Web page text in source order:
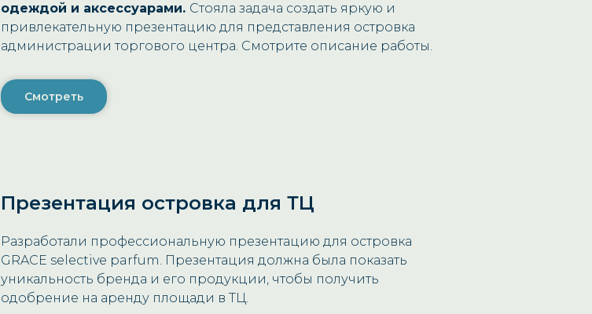
одеждой и аксессуарами. Стояла задача создать яркую и
привлекательную презентацию для представления островка
администрации торгового центра. Смотрите описание работы.
Смотреть
Презентация островка для ТЦ
Разработали профессиональную презентацию для островка
GRACE selective parfum. Презентация должна была показать
уникальность бренда и его продукции, чтобы получить
одобрение на аренду площади в ТЦ.